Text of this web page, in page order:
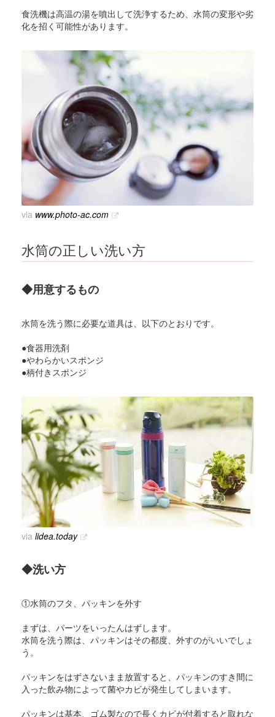
食洗機は高温の湯を噴出して洗浄するため、水筒の変形や劣
化を招く可能性があります。
via www.photo-ac.com
水筒の正しい洗い方
◆用意するもの
水筒を洗う際に必要な道具は、以下のとおりです。
●食器用洗剤
●やわらかいスポンジ
●柄付きスポンジ
via lidea.today
◆洗い方
①水筒のフタ、パッキンを外す
まずは、パーツをいったんはずします。
水筒を洗う際は、パッキンはその都度、外すのがいいでしょ
う。
パッキンをはずさないまま放置すると、パッキンのすき間に
入った飲み物によって菌やカビが発生してしまいます。
パッキンは基本、ゴム製なので長くカビが付着すると取れな